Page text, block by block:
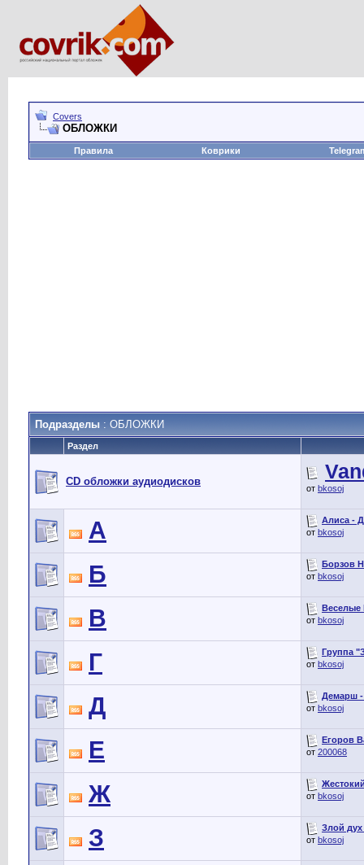
Covers
ОБЛОЖКИ
Правила Коврики
Подразделы : ОБЛОЖКИ
Раздел
CD обложки аудиодисков
от bkosoj
А
Алиса -
от bkosoj
Б
Борзов
от bkosoj
В
Веселые
от bkosoj
Г
Группа
от bkosoj
Д
Демарш -
от bkosoj
Е
Егоров
от 200068
Ж
от bkosoj
З
Злой дух
от bkosoj